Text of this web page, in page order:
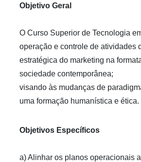
Objetivo Geral
O Curso Superior de Tecnologia
operação e controle de atividades
estratégica do marketing na
sociedade contemporânea;
visando às mudanças de
uma formação humanística e ética.
Objetivos Específicos
a) Alinhar os planos operacionais